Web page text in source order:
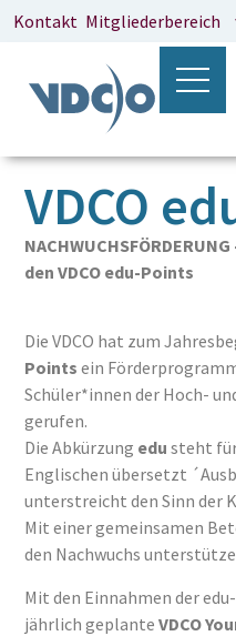
Kontakt Mitgliederbereich
VDCO
den VDCO edu-Points
Die VDCO hat zum
Points ein
Schüler*innen der Hoch-
gerufen.
Die Abkürzung edu steht
Englischen übersetzt
unterstreicht den Sinn der
Mit einer gemeinsamen
den Nachwuchs
Mit den Einnahmen der
jährlich geplanteVDCO